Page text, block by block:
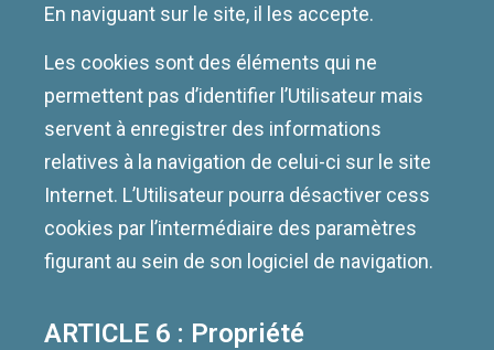
En naviguant sur le site, il les accepte.
Les cookies sont des éléments qui ne
permettent pas d’identifier l’Utilisateur mais
servent à enregistrer des informations
relatives à la navigation de celui-ci sur le site
Internet. L’Utilisateur pourra désactiver cess
cookies par l’intermédiaire des paramètres
figurant au sein de son logiciel de navigation.
ARTICLE 6 : Propriété